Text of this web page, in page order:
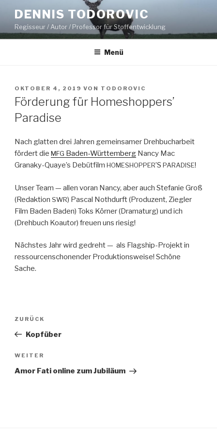
Inhalt
springen
DENNIS TODOROVIC
Regisseur / Autor / Professor für Stoffentwicklung
Menü
VERÖFFENTLICHT
AM
OKTOBER 4, 2019 VON TODOROVIC
Förderung für Homeshoppers’
Paradise
Nach glat­ten drei Jahren gemein­samer Drehbuchar­beit
fördert die MFG Baden-Würt­tem­berg Nan­cy Mac
Granaky-Quaye’s Debüt­film HOMESHOPPER’S PARADISE!
Unser Team — allen voran Nan­cy, aber auch Ste­fanie Groß
(Redak­tion SWR) Pas­cal Noth­durft (Pro­duzent, Ziegler
Film Baden Baden) Toks Körn­er (Dra­maturg) und ich
(Drehbuch Koau­tor) freuen uns riesig!
Näch­stes Jahr wird gedreht — als Flag­ship-Pro­jekt in
ressourcenscho­nen­der Pro­duk­tion­sweise! Schöne
Sache.
Beitrags-
Vorheriger
Beitrag
ZURÜCK
Kopfüber
Nächster
Beitrag
WEITER
Amor Fati online zum Jubiläum